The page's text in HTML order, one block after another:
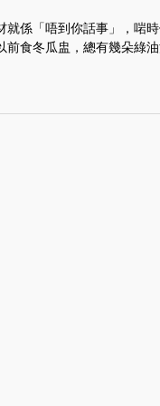
係「唔到你話事」，啱
食冬瓜盅，總有幾朵綠油